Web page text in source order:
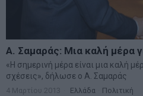
Α. Σαμαράς: Μια καλή μέρα
«Η σημερινή μέρα είναι μια καλή
σχέσεις», δήλωσε ο Α. Σαμαράς
4 Μαρτίου 2013 Ελλάδα Πολιτική